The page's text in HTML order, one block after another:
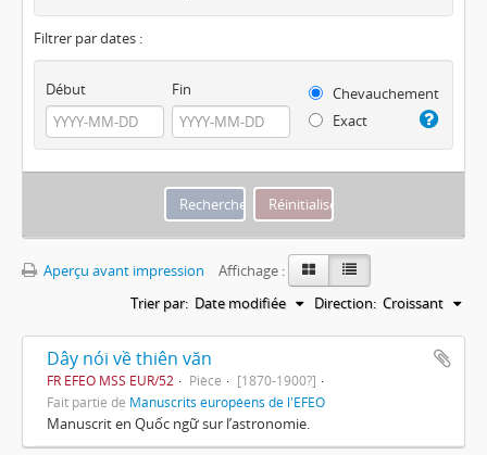
Filtrer par dates :
Début Fin
Chevauchement
Exact
Aperçu avant impression
Affichage :
Trier par: Date modifiée Direction: Croissant
Dây nói về thiên văn
FR EFEO MSS EUR/52 Pièce
[1870-1900?]
Fait partie de Manuscrits européens de l'EFEO
Manuscrit en Quốc ngữ sur l’astronomie.